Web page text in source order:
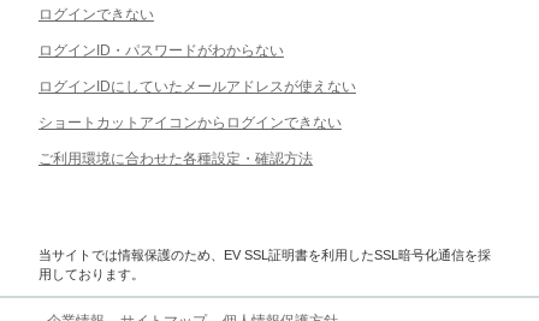
ログインできない
ログインID・パスワードがわからない
ログインIDにしていたメールアドレスが使えない
ショートカットアイコンからログインできない
ご利用環境に合わせた各種設定・確認方法
当サイトでは情報保護のため、EV SSL証明書を利用したSSL暗号化通信を採
用しております。